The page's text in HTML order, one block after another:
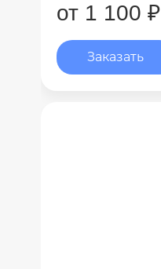
от 1 100 ₽
Заказать